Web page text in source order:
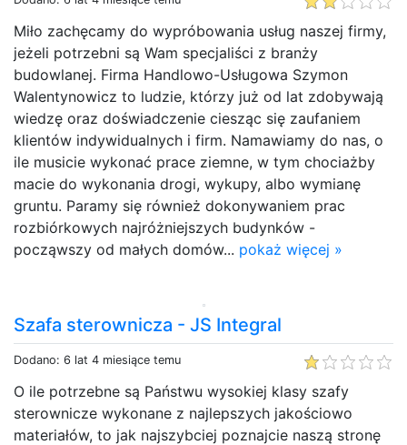
Miło zachęcamy do wypróbowania usług naszej firmy,
jeżeli potrzebni są Wam specjaliści z branży
budowlanej. Firma Handlowo-Usługowa Szymon
Walentynowicz to ludzie, którzy już od lat zdobywają
wiedzę oraz doświadczenie ciesząc się zaufaniem
klientów indywidualnych i firm. Namawiamy do nas, o
ile musicie wykonać prace ziemne, w tym chociażby
macie do wykonania drogi, wykupy, albo wymianę
gruntu. Paramy się również dokonywaniem prac
rozbiórkowych najróżniejszych budynków -
począwszy od małych domów... pokaż więcej »
Szafa sterownicza - JS Integral
Dodano: 6 lat 4 miesiące temu
O ile potrzebne są Państwu wysokiej klasy szafy
sterownicze wykonane z najlepszych jakościowo
materiałów, to jak najszybciej poznajcie naszą stronę